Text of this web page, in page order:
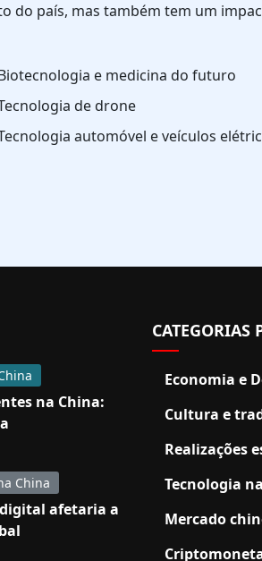
do país, mas também tem um
e medicina do futuro
de drone
automóvel e veículos
na China:
China
afetaria a
CATEGORIAS
Economia e
Cultura e
Realizações
Tecnologia
Mercado